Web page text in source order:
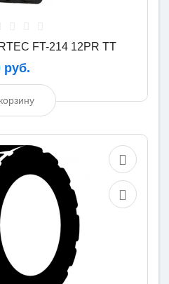
FT-214 12PR TT
руб.